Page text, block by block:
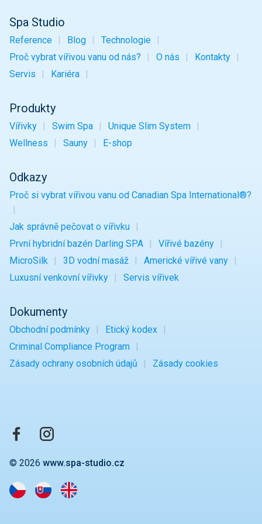
Spa Studio
Reference Blog
Technologie
Proč vybrat vířivou vanu od nás?
O nás
Kontakty
Servis
Kariéra
Produkty
Vířivky Swim Spa
Unique Slim System
Wellness
Sauny E-shop
Odkazy
Proč si vybrat vířivou vanu od Canadian Spa International®?
Jak správně pečovat o vířivku
První hybridní bazén Darling SPA
Vířivé bazény
MicroSilk
3D vodní masáž
Americké vířivé vany
Luxusní venkovní vířivky
Servis vířivek
Dokumenty
Obchodní podmínky
Etický kodex
Criminal Compliance Program
Zásady ochrany osobních údajů
Zásady cookies
© 2026 www.spa-studio.cz